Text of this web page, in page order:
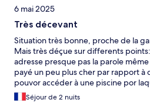
6 mai 2025
Très décevant
Situation très bonne, proche de la
Mais très déçue sur differents
adresse presque pas la parole
payé un peu plus cher par rapport à
pouvor accéder à une piscine por
l'accès ! De même pour la salle de
Séjour de 2 nuits